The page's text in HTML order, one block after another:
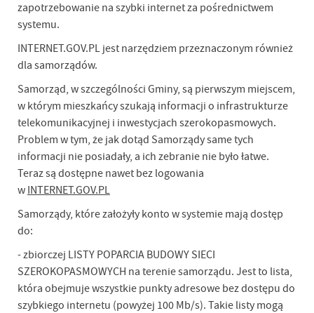
zapotrzebowanie na szybki internet za pośrednictwem
systemu.
INTERNET.GOV.PL jest narzędziem przeznaczonym również
dla samorządów.
Samorząd, w szczególności Gminy, są pierwszym miejscem,
w którym mieszkańcy szukają informacji o infrastrukturze
telekomunikacyjnej i inwestycjach szerokopasmowych.
Problem w tym, że jak dotąd Samorządy same tych
informacji nie posiadały, a ich zebranie nie było łatwe.
Teraz są dostępne nawet bez logowania
w INTERNET.GOV.PL
Samorządy, które założyły konto w systemie mają dostęp
do:
- zbiorczej LISTY POPARCIA BUDOWY SIECI
SZEROKOPASMOWYCH na terenie samorządu. Jest to lista,
która obejmuje wszystkie punkty adresowe bez dostępu do
szybkiego internetu (powyżej 100 Mb/s). Takie listy mogą